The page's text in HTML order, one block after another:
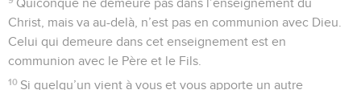
Quiconque ne demeure pas dans l’enseignement du
Christ, mais va au-delà, n’est pas en communion avec Dieu.
Celui qui demeure dans cet enseignement est en
communion avec le Père et le Fils.
10 Si quelqu’un vient à vous et vous apporte un autre